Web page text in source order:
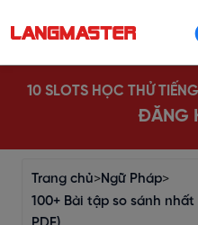
10 SLOTS HỌC THỬ
ĐĂNG
Trang chủ>Ngữ Pháp>
100+ Bài tập so sánh